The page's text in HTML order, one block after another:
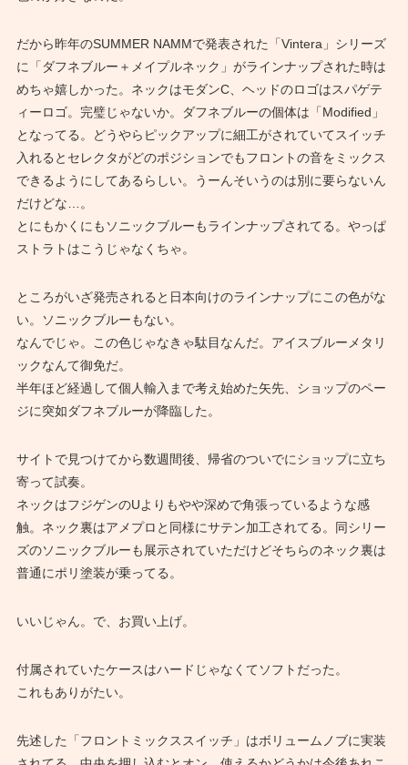
だから昨年のSUMMER NAMMで発表された「Vintera」シリーズ
に「ダフネブルー＋メイプルネック」がラインナップされた時は
めちゃ嬉しかった。ネックはモダンC、ヘッドのロゴはスパゲテ
ィーロゴ。完璧じゃないか。ダフネブルーの個体は「Modified」
となってる。どうやらピックアップに細工がされていてスイッチ
入れるとセレクタがどのポジションでもフロントの音をミックス
できるようにしてあるらしい。うーんそいうのは別に要らないん
だけどな…。
とにもかくにもソニックブルーもラインナップされてる。やっぱ
ストラトはこうじゃなくちゃ。
ところがいざ発売されると日本向けのラインナップにこの色がな
い。ソニックブルーもない。
なんでじゃ。この色じゃなきゃ駄目なんだ。アイスブルーメタリ
ックなんて御免だ。
半年ほど経過して個人輸入まで考え始めた矢先、ショップのペー
ジに突如ダフネブルーが降臨した。
サイトで見つけてから数週間後、帰省のついでにショップに立ち
寄って試奏。
ネックはフジゲンのUよりもやや深めで角張っているような感
触。ネック裏はアメプロと同様にサテン加工されてる。同シリー
ズのソニックブルーも展示されていただけどそちらのネック裏は
普通にポリ塗装が乗ってる。
いいじゃん。で、お買い上げ。
付属されていたケースはハードじゃなくてソフトだった。
これもありがたい。
先述した「フロントミックススイッチ」はボリュームノブに実装